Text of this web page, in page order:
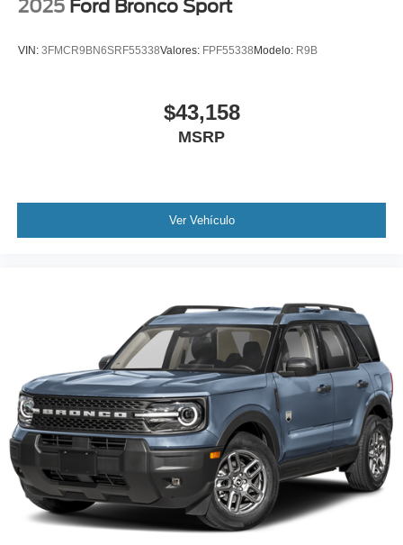
2025 Ford Bronco Sport
VIN: 3FMCR9BN6SRF55338Valores: FPF55338Modelo: R9B
$43,158
MSRP
Ver Vehículo